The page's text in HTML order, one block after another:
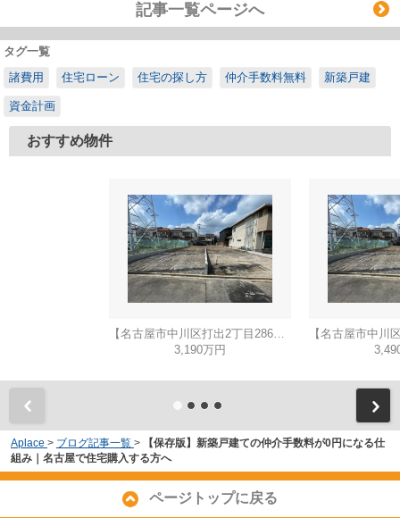
記事一覧ページへ
タグ一覧
諸費用
住宅ローン 住宅の探し方 仲介手数料無料 新築戸建
資金計画
おすすめ物件
3,190万円
Aplace > ブログ記事一覧 >
【保存版】新築戸建ての仲介手数料が0円になる仕
組み｜名古屋で住宅購入する方へ
ページトップに戻る